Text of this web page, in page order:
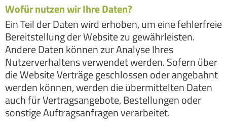
Wofür nutzen wir Ihre Daten?
Ein Teil der Daten wird erhoben, um eine fehlerfreie
Bereitstellung der Website zu gewährleisten.
Andere Daten können zur Analyse Ihres
Nutzerverhaltens verwendet werden. Sofern über
die Website Verträge geschlossen oder angebahnt
werden können, werden die übermittelten Daten
auch für Vertragsangebote, Bestellungen oder
sonstige Auftragsanfragen verarbeitet.